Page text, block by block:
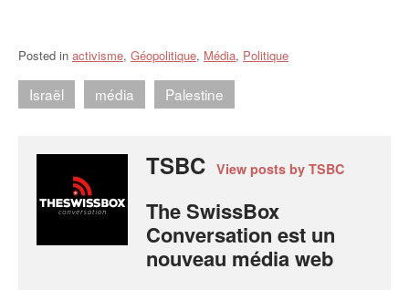
Posted in activisme, Géopolitique, Média, Politique
Israël média Palestine
TSBC View posts by TSBC
The SwissBox
Conversation est un
nouveau média web